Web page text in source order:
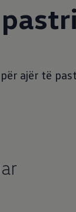
për ajër të